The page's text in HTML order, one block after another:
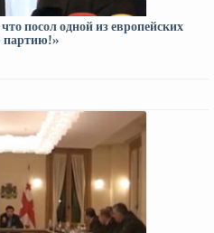
посол одной из европейских
партию!»